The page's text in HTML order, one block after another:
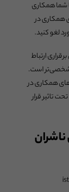
شما همکاری
همکاری در
لغو کنید.
ارتباط
شخصی‌تر است.
همکاری در
تاثیر قرار